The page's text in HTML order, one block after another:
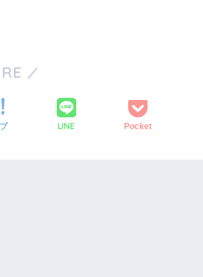
LINE Pocket